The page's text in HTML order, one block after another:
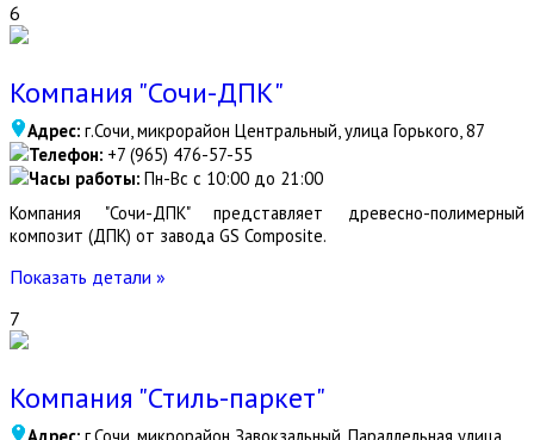
6
Компания "Сочи-ДПК"
Адрес: г.Сочи, микрорайон Центральный, улица Горького, 87
Телефон: +7 (965) 476-57-55
Часы работы: Пн-Вс с 10:00 до 21:00
Компания "Сочи-ДПК" представляет древесно-полимерный
композит (ДПК) от завода GS Composite.
Показать детали »
7
Компания "Стиль-паркет"